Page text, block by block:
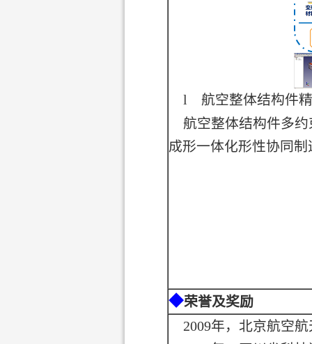
l
航空整体结构件
航空整体结构件多
成形一体化形性协同制
◆荣誉及奖励
2009年，北京航空